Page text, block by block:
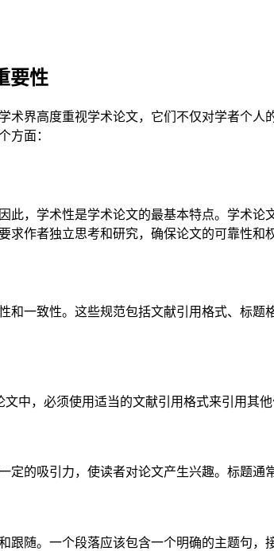
要性
术界高度重视学术论文，它们不仅对学者个
方面：
此，学术性是学术论文的最基本特点。学术
作者独立思考和研究，确保论文的可靠性和
一致性。这些规范包括文献引用格式、标
中，必须使用适当的文献引用格式来引用其
的吸引力，使读者对论文产生兴趣。标题通
随。一个段落应该包含一个明确的主题句，